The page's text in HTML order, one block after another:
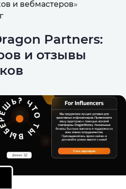
и вебмастеров»
Partners:
и отзывы